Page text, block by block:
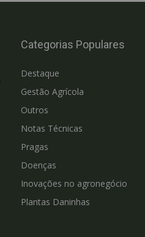
Categorias Populares
Destaque
Gestão Agrícola
Outros
Notas Técnicas
Pragas
Doenças
Inovações no agronegócio
Plantas Daninhas